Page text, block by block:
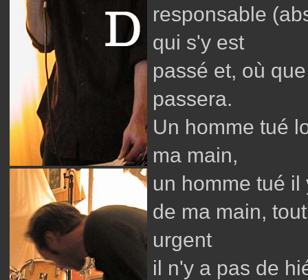
responsable
qui s'y est
passé et, où
passera.
Un homme tué
ma main,
un homme tué
de ma main,
urgent
il n'y a pas de